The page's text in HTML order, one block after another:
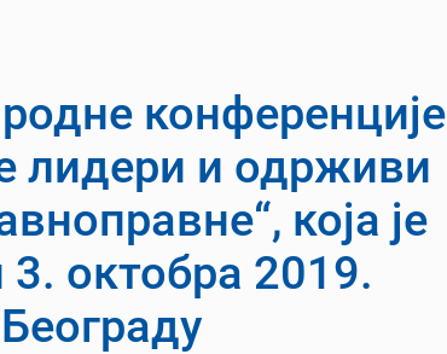
конференције
лидери и одрживи
која је
октобра 2019.